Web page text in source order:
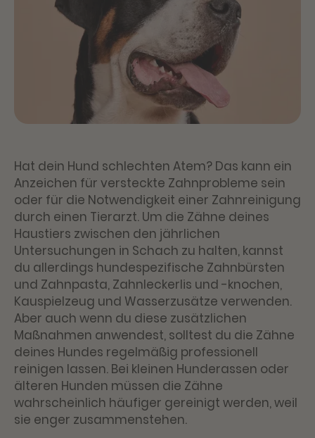
Hat dein Hund schlechten Atem? Das kann ein
Anzeichen für versteckte Zahnprobleme sein
oder für die Notwendigkeit einer Zahnreinigung
durch einen Tierarzt. Um die Zähne deines
Haustiers zwischen den jährlichen
Untersuchungen in Schach zu halten, kannst
du allerdings hundespezifische Zahnbürsten
und Zahnpasta, Zahnleckerlis und -knochen,
Kauspielzeug und Wasserzusätze verwenden.
Aber auch wenn du diese zusätzlichen
Maßnahmen anwendest, solltest du die Zähne
deines Hundes regelmäßig professionell
reinigen lassen. Bei kleinen Hunderassen oder
älteren Hunden müssen die Zähne
wahrscheinlich häufiger gereinigt werden, weil
sie enger zusammenstehen.